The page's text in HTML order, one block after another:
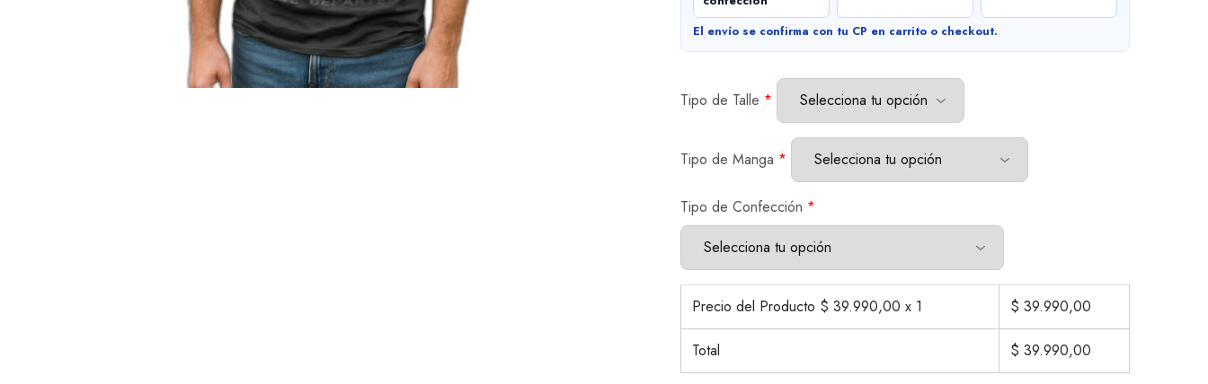
El envío se confirma con tu CP en carrito o checkout.
Tipo de Talle *
Tipo de Manga *
Tipo de Confección *
Precio del Producto $ 39.990,00 x 1 $ 39.990,00
Total $ 39.990,00